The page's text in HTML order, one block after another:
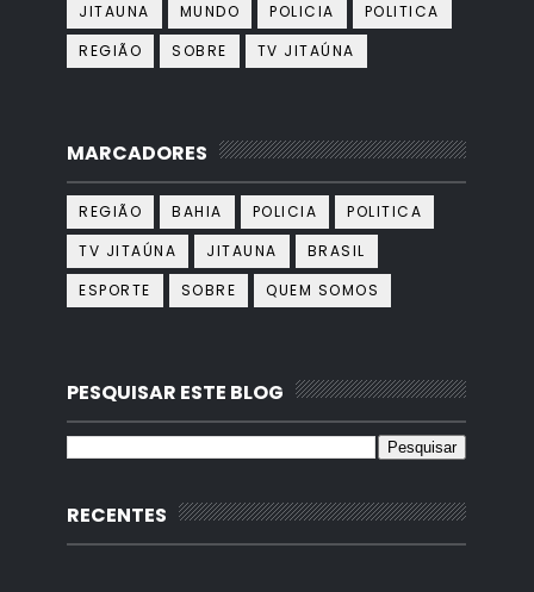
JITAUNA
MUNDO POLICIA
POLITICA
REGIÃO
SOBRE TV JITAÚNA
MARCADORES
REGIÃO BAHIA POLICIA
POLITICA
TV JITAÚNA
JITAUNA
BRASIL
ESPORTE
SOBRE QUEM SOMOS
PESQUISAR ESTE BLOG
RECENTES